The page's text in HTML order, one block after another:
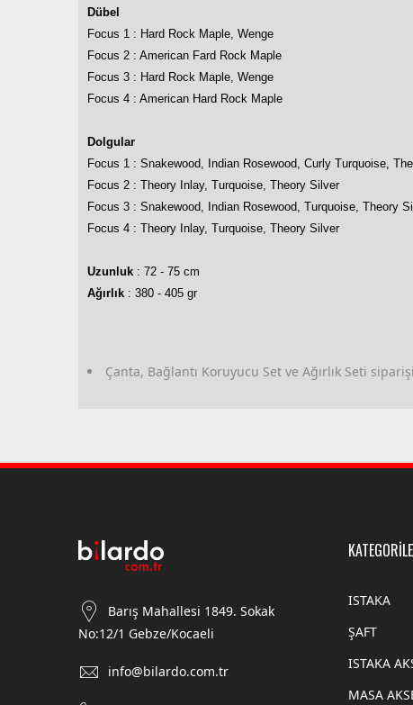
Dübel
Focus 1 : Hard Rock Maple, Wenge
Focus 2 : American Fard Rock Maple
Focus 3 : Hard Rock Maple, Wenge
Focus 4 : American Hard Rock Maple
Dolgular
Focus 1 : Snakewood, Indian Rosewood, Curly Turquoise,
Focus 2 : Theory Inlay, Turquoise, Theory Silver
Focus 3 : Snakewood, Indian Rosewood, Turquoise, Theory
Focus 4 : Theory Inlay, Turquoise, Theory Silver
Uzunluk : 72 - 75 cm
Ağırlık : 380 - 405 gr
Çanta, Bağlantı Koruyucu Set ve Ağırlık Seti
Barış Mahallesi 1849. Sokak
No:12/1 Gebze/Kocaeli
info@bilardo.com.tr
ISTAKA
ŞAFT
ISTAKA
MASA